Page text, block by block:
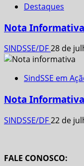
Destaques
Nota Informativa
SINDSSE/DF28 de
SindSSE em
Nota Informativa
SINDSSE/DF22 de
FALE CONOSCO: